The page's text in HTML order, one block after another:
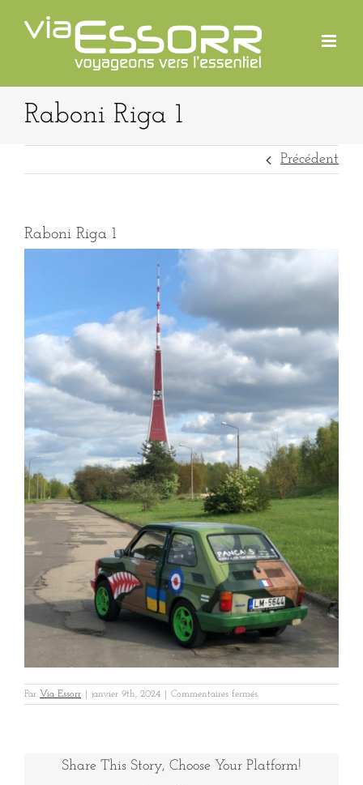
contenu
Raboni Riga 1
Précédent
Raboni Riga 1
Par Via Essorr janvier 9th, 2024 Commentaires ferméssur
Raboni
Share This Story, Choose Your Platform!